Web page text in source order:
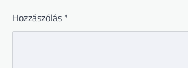
Hozzászólás *